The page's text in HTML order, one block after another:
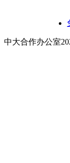
中大合作办公室